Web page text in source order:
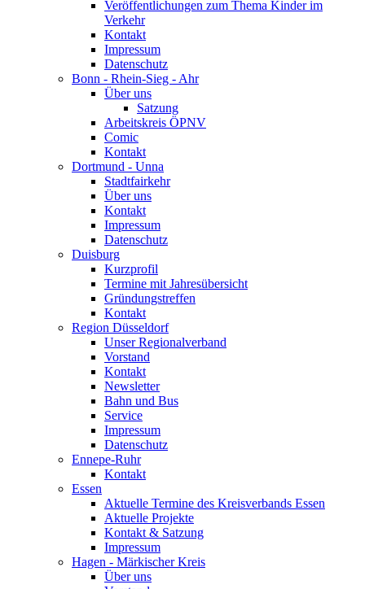
Veröffentlichungen zum Thema Kinder im
Verkehr
Kontakt
Impressum
Datenschutz
Bonn - Rhein-Sieg - Ahr
Über uns
Satzung
Arbeitskreis ÖPNV
Comic
Kontakt
Dortmund - Unna
Stadtfairkehr
Über uns
Kontakt
Impressum
Datenschutz
Duisburg
Kurzprofil
Termine mit Jahresübersicht
Gründungstreffen
Kontakt
Region Düsseldorf
Unser Regionalverband
Vorstand
Kontakt
Newsletter
Bahn und Bus
Service
Impressum
Datenschutz
Ennepe-Ruhr
Kontakt
Essen
Aktuelle Termine des Kreisverbands Essen
Aktuelle Projekte
Kontakt & Satzung
Impressum
Hagen - Märkischer Kreis
Über uns